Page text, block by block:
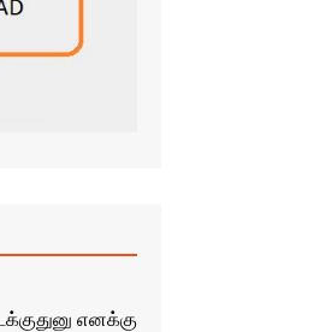
எனக்கு